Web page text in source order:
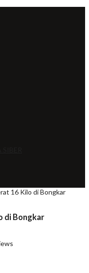
16 Kilo di Bongkar
di Bongkar